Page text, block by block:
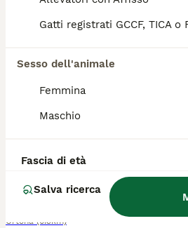
Gatti registrati GCCF, TICA o
Sesso dell'animale
Femmina
Maschio
Fascia di età
Salva ricerca
(41.4km)
gattini portafortuna
Sesso Prezzo
Ortona (0.3km)